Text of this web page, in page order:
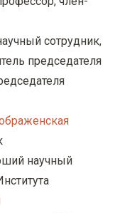
сотрудник,
председателя
научный